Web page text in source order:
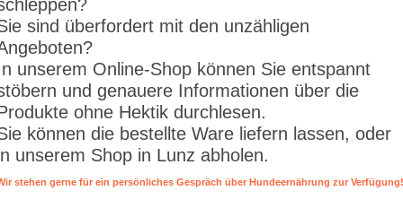
sind überfordert mit den unzähligen
unserem Online-Shop können Sie entspannt
und genauere Informationen über die
ohne Hektik durchlesen.
können die bestellte Ware liefern lassen, oder
unserem Shop in Lunz abholen.
stehen gerne für ein persönliches Gespräch über Hundeernährung zur Verfügung!